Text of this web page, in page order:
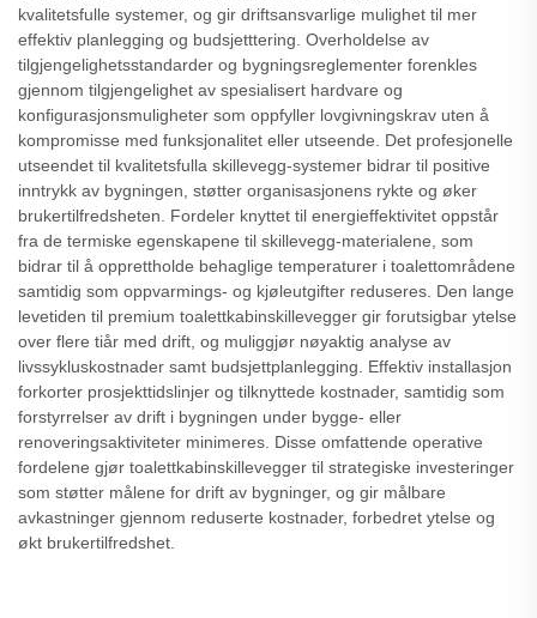
kvalitetsfulle systemer, og gir driftsansvarlige mulighet til mer
effektiv planlegging og budsjetttering. Overholdelse av
tilgjengelighetsstandarder og bygningsreglementer forenkles
gjennom tilgjengelighet av spesialisert hardvare og
konfigurasjonsmuligheter som oppfyller lovgivningskrav uten å
kompromisse med funksjonalitet eller utseende. Det profesjonelle
utseendet til kvalitetsfulla skillevegg-systemer bidrar til positive
inntrykk av bygningen, støtter organisasjonens rykte og øker
brukertilfredsheten. Fordeler knyttet til energieffektivitet oppstår
fra de termiske egenskapene til skillevegg-materialene, som
bidrar til å opprettholde behaglige temperaturer i toalettområdene
samtidig som oppvarmings- og kjøleutgifter reduseres. Den lange
levetiden til premium toalettkabinskillevegger gir forutsigbar ytelse
over flere tiår med drift, og muliggjør nøyaktig analyse av
livssykluskostnader samt budsjettplanlegging. Effektiv installasjon
forkorter prosjekttidslinjer og tilknyttede kostnader, samtidig som
forstyrrelser av drift i bygningen under bygge- eller
renoveringsaktiviteter minimeres. Disse omfattende operative
fordelene gjør toalettkabinskillevegger til strategiske investeringer
som støtter målene for drift av bygninger, og gir målbare
avkastninger gjennom reduserte kostnader, forbedret ytelse og
økt brukertilfredshet.